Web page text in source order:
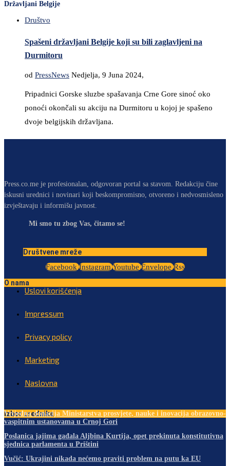
Državljani Belgije
Društvo
Spašeni državljani Belgije koji su bili zaglavljeni na
Durmitoru
od PressNews Nedjelja, 9 Juna 2024,
Pripadnici Gorske sluzbe spašavanja Crne Gore sinoć oko
ponoći okončali su akciju na Durmitoru u kojoj je spašeno
dvoje belgijskih državljana.
Press.co.me je profesionalan, odgovoran portal sa stavom. Redakciju čine
iskusni urednici i novinari koji beskompromisno, otvoreno i nedvosmisleno
izvještavaju i informišu javnost.
Mi smo tu zbog Vas, čitamo se!
Društvene mreže
Facebook Instagram Youtube Envelope Rss
O nama
Uslovi korišćenja
Impressum
Privacy policy
Marketing
Naslovna
Izbor urednika
Vrijedna donacija Ministarstva prosvjete, nauke i inovacija obrazovno-
vaspitnim ustanovama u Crnoj Gori
Poslanica jajima gađala Aljbina Kurtija, opet prekinuta konstitutivna
sjednica parlamenta u Prištini
Vučić: Ukrajini nikada nećemo praviti problem na putu ka EU